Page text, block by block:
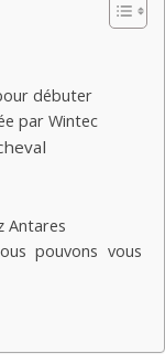
débuter
par Wintec
Antares
pouvons vous